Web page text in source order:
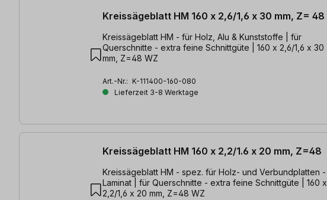
Kreissägeblatt HM 160 x 2,6/1,6 x 30 mm, Z= 48
Kreissägeblatt HM - für Holz, Alu & Kunststoffe | für
Querschnitte - extra feine Schnittgüte | 160 x 2,6/1,6 x 30
mm, Z=48 WZ
Art.-Nr.: K-111400-160-080
Lieferzeit 3-8 Werktage
Kreissägeblatt HM 160 x 2,2/1.6 x 20 mm, Z=48
Kreissägeblatt HM - spez. für Holz- und Verbundplatten -
Laminat | für Querschnitte - extra feine Schnittgüte | 160 x
2,2/1,6 x 20 mm, Z=48 WZ